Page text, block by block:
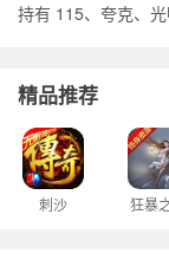
持有 115、夸克、
精品推荐
刺沙 狂暴